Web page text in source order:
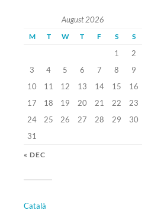
August 2026
M T W T F S S
1
2
3
4 5 6 7 8
9
10
11 12 13 14 15
16
17
18 19 20 21 22
23
24
25 26 27 28 29
30
31
« DEC
Català